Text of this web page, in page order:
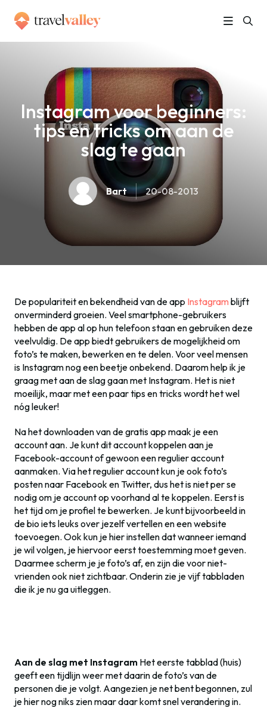
Instagram voor beginners:
tips en tricks om aan de
slag te gaan
Bart 20-08-2013
De populariteit en bekendheid van de app Instagram blijft
onverminderd groeien. Veel smartphone-gebruikers
hebben de app al op hun telefoon staan en gebruiken deze
veelvuldig. De app biedt gebruikers de mogelijkheid om
foto’s te maken, bewerken en te delen. Voor veel mensen
is Instagram nog een beetje onbekend. Daarom help ik je
graag met aan de slag gaan met Instagram. Het is niet
moeilijk, maar met een paar tips en tricks wordt het wel
nóg leuker!
Na het downloaden van de gratis app maak je een
account aan. Je kunt dit account koppelen aan je
Facebook-account of gewoon een regulier account
aanmaken. Via het regulier account kun je ook foto’s
posten naar Facebook en Twitter, dus het is niet per se
nodig om je account op voorhand al te koppelen. Eerst is
het tijd om je profiel te bewerken. Je kunt bijvoorbeeld in
de bio iets leuks over jezelf vertellen en een website
toevoegen. Ook kun je hier instellen dat wanneer iemand
je wil volgen, je hiervoor eerst toestemming moet geven.
Daarmee scherm je je foto’s af, en zijn die voor niet-
vrienden ook niet zichtbaar. Onderin zie je vijf tabbladen
die ik je nu ga uitleggen.
Aan de slag met Instagram Het eerste tabblad (huis)
geeft een tijdlijn weer met daarin de foto’s van de
personen die je volgt. Aangezien je net bent begonnen, zul
je hier nog niks zien maar daar komt snel verandering in.